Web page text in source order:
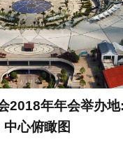
2018年年会举办
中心俯瞰图